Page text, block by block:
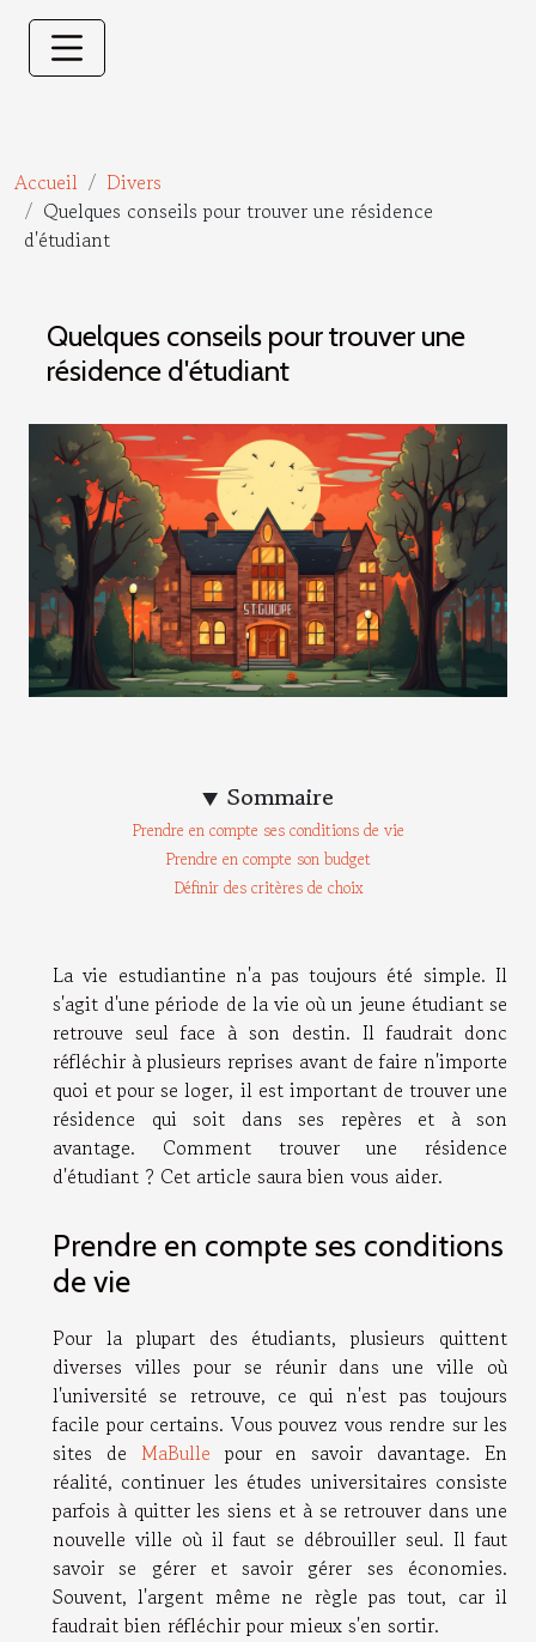
Accueil
Divers
Quelques conseils pour trouver une résidence
d'étudiant
Quelques conseils pour trouver une
résidence d'étudiant
Sommaire
Prendre en compte ses conditions de vie
Prendre en compte son budget
Définir des critères de choix
La vie estudiantine n'a pas toujours été simple. Il
s'agit d'une période de la vie où un jeune étudiant se
retrouve seul face à son destin. Il faudrait donc
réfléchir à plusieurs reprises avant de faire n'importe
quoi et pour se loger, il est important de trouver une
résidence qui soit dans ses repères et à son
avantage. Comment trouver une résidence
d'étudiant ? Cet article saura bien vous aider.
Prendre en compte ses conditions
de vie
Pour la plupart des étudiants, plusieurs quittent
diverses villes pour se réunir dans une ville où
l'université se retrouve, ce qui n'est pas toujours
facile pour certains. Vous pouvez vous rendre sur les
sites de MaBulle pour en savoir davantage. En
réalité, continuer les études universitaires consiste
parfois à quitter les siens et à se retrouver dans une
nouvelle ville où il faut se débrouiller seul. Il faut
savoir se gérer et savoir gérer ses économies.
Souvent, l'argent même ne règle pas tout, car il
faudrait bien réfléchir pour mieux s'en sortir.